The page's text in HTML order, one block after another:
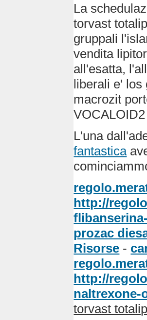
La
torvast
gruppali
vendita
all'esatta,
liberali e' los
macrozit
L'una
fantastica
http://
prozac
Risorse -
http://
naltrexone-
torvast